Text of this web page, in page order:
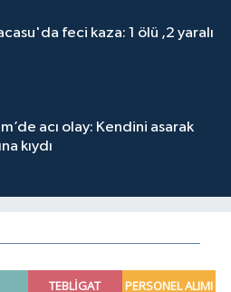
feci kaza: 1 ölü ,2 yaralı
acı olay: Kendini asarak
kıydı